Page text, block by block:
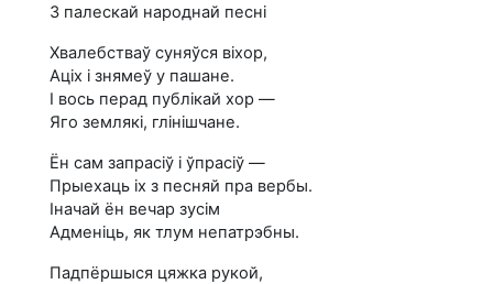
З палескай народнай песні
Хвалебстваў суняўся віхор,
Аціх і знямеў у пашане.
I вось перад публікай хор —
Яго землякі, глінішчане.
Ён сам запрасіў і ўпрасіў —
Прыехаць іх з песняй пра вербы.
Іначай ён вечар зусім
Адменіць, як тлум непатрэбны.
Падпёршыся цяжка рукой,